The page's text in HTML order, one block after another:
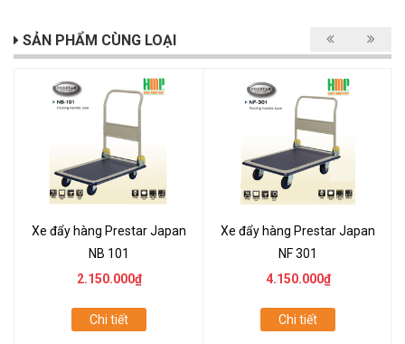
SẢN PHẨM CÙNG LOẠI
Xe đẩy hàng Prestar Japan
NB 101
2.150.000₫
Chi tiết
Xe đẩy hàng Prestar Japan
NF 301
4.150.000₫
Chi tiết